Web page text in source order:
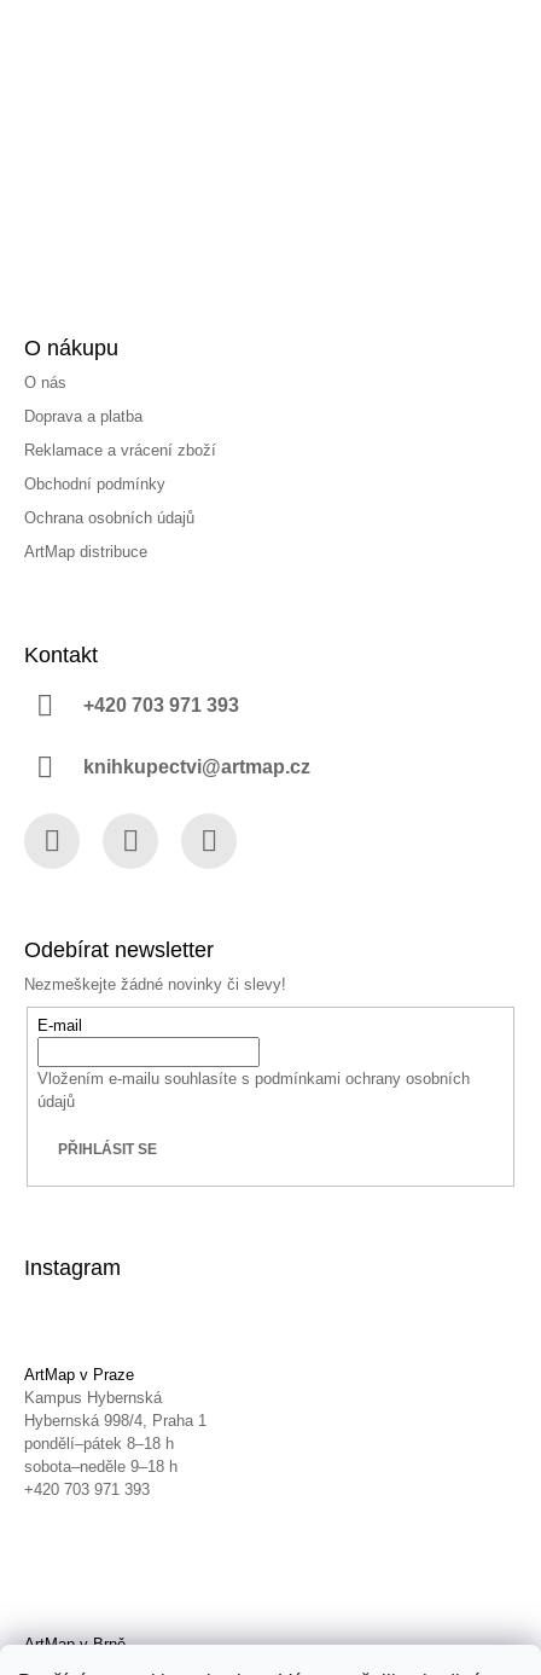
O nákupu
O nás
Doprava a platba
Reklamace a vrácení zboží
Obchodní podmínky
Ochrana osobních údajů
ArtMap distribuce
Kontakt
+420 703 971 393
knihkupectvi@artmap.cz
Odebírat newsletter
Nezmeškejte žádné novinky či slevy!
E-mail
Vložením e-mailu souhlasíte s podmínkami ochrany osobních
údajů
PŘIHLÁSIT SE
Instagram
ArtMap v Praze
Kampus Hybernská
Hybernská 998/4, Praha 1
pondělí–pátek 8–18 h
sobota–neděle 9–18 h
+420 703 971 393
ArtMap v Brně